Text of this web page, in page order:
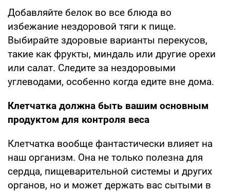
Добавляйте белок во все блюда во
избежание нездоровой тяги к пище.
Выбирайте здоровые варианты перекусов,
такие как фрукты, миндаль или другие орехи
или салат. Следите за нездоровыми
углеводами, особенно когда едите вне дома.
Клетчатка должна быть вашим основным
продуктом для контроля веса
Клетчатка вообще фантастически влияет на
наш организм. Она не только полезна для
сердца, пищеварительной системы и других
органов, но и может держать вас сытыми в